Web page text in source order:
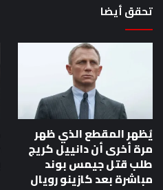
تحقق أيضا
يُظهر المقطع الذي ظهر
مرة أخرى أن دانييل كريج
طلب قتل جيمس بوند
مباشرة بعد كازينو رويال